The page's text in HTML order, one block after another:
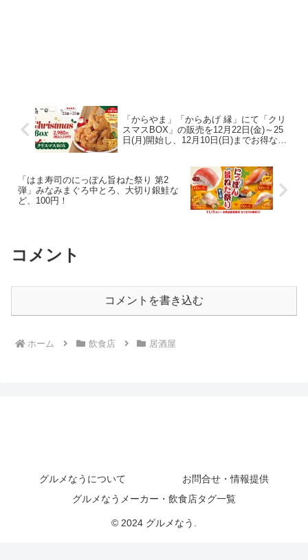
「からやま」「からあげ 縁」にて「クリ
スマスBOX」の販売を12月22日(金)～25
日(月)開始し、12月10日(日)までお得な早
「はま寿司のにっぽん旨ねた祭り 第2
弾」みなみまぐろ中とろ、大切り銀鮭な
ど、100円！
コメント
コメントを書き込む
ホーム 飲食店 居酒屋
グルメなうについて
お問合せ・情報提供
グルメなうメーカー・飲食店タグ一覧
© 2024 グルメなう.